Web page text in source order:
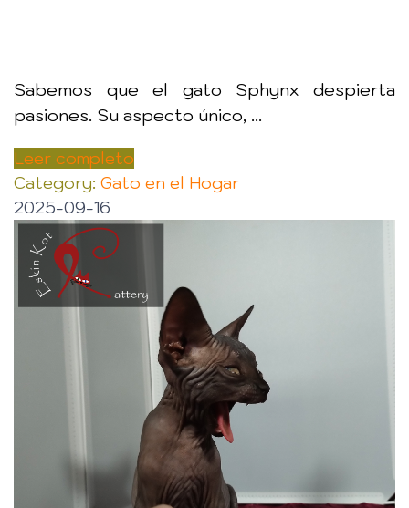
Sabemos que el gato Sphynx despierta
pasiones. Su aspecto único, ...
Leer completo
Category: Gato en el Hogar
2025-09-16